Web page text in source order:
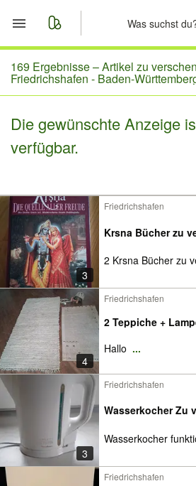
Start
Merkliste
Nachrichten
169 Ergebnisse –Artikel zu
Friedrichshafen - Baden-
Die gewünschte Anzeige
verfügbar.
3
Friedrichshafen
Krsna Bücher zu
2 Krsna Bücher zu
4
Friedrichshafen
2 Teppiche +
Hallo ...
3
Friedrichshafen
Wasserkocher
Friedrichshafen